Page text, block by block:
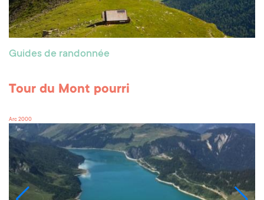
Guides de randonnée
Tour du Mont pourri
Arc 2000